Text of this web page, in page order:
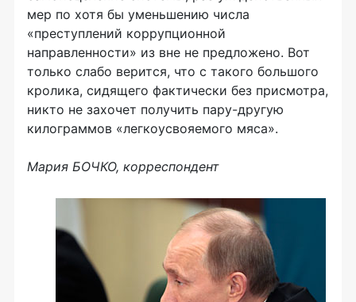
мер по хотя бы уменьшению числа
«преступлений коррупционной
направленности» из вне не предложено. Вот
только слабо верится, что с такого большого
кролика, сидящего фактически без присмотра,
никто не захочет получить пару-другую
килограммов «легкоусвояемого мяса».
Мария БОЧКО, корреспондент